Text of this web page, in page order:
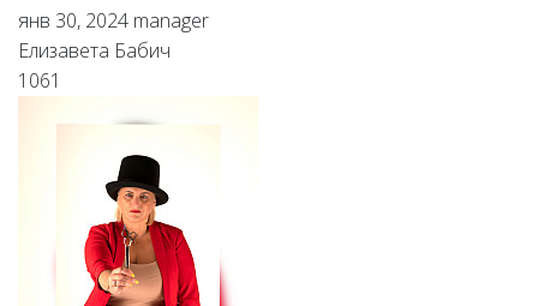
янв 30, 2024 manager
Елизавета Бабич
1061